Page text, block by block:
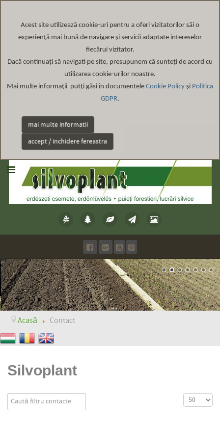
Acest site utilizează cookie-uri pentru a oferi vizitatorilor săi o
experiență mai bună de navigare și servicii adaptate intereselor
fiecărui vizitator.
Dacă continuați să navigati pe site, presupunem că sunteți de acord cu
utilizarea cookie-urilor noastre.
Mai multe informații putți găsi în documentele Cookie Policy și Politica
GDPR.
mai multe informatii
accept / inchidere fereastra
Acasă Contact
Silvoplant
Nepublicat Câmp filtrare Afișare #